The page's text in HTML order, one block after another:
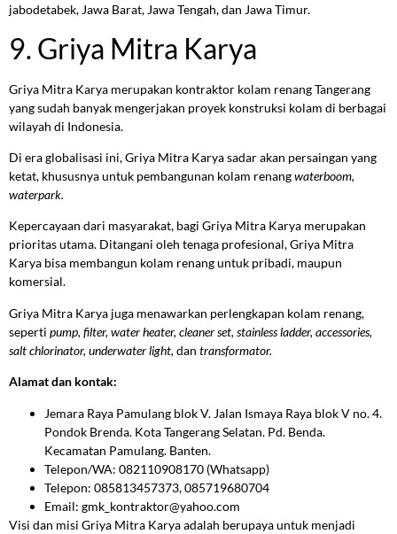
jabodetabek, Jawa Barat, Jawa Tengah, dan Jawa Timur.
9. Griya Mitra Karya
Griya Mitra Karya merupakan kontraktor kolam renang Tangerang
yang sudah banyak mengerjakan proyek konstruksi kolam di berbagai
wilayah di Indonesia.
Di era globalisasi ini, Griya Mitra Karya sadar akan persaingan yang
ketat, khususnya untuk pembangunan kolam renangwaterboom,
waterpark.
Kepercayaan dari masyarakat, bagi Griya Mitra Karya merupakan
prioritas utama. Ditangani oleh tenaga profesional, Griya Mitra
Karya bisa membangun kolam renang untuk pribadi, maupun
komersial.
Griya Mitra Karya juga menawarkan perlengkapan kolam renang,
seperti pump, filter, water heater, cleaner set, stainless ladder, accessories,
salt chlorinator, underwater light, dan transformator.
Alamat dan kontak:
Jemara Raya Pamulang blok V. Jalan Ismaya Raya blok V no. 4.
Pondok Brenda. Kota Tangerang Selatan. Pd. Benda.
Kecamatan Pamulang. Banten.
Telepon/WA: 082110908170 (Whatsapp)
Telepon: 085813457373, 085719680704
Email: gmk_kontraktor@yahoo.com
Visi dan misi Griya Mitra Karya adalah berupaya untuk menjadi